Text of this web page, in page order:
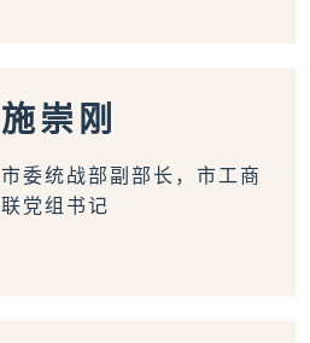
施崇刚
市委统战部副部长，市工商
联党组书记